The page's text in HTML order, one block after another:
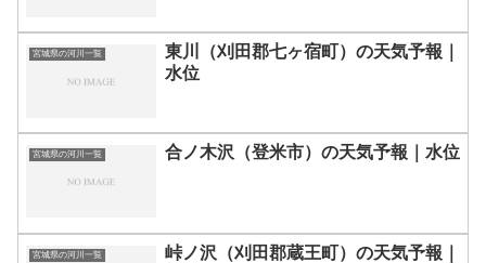
宮城県の河川一覧
東川（刈田郡七ヶ宿町）の天気予報｜
水位
宮城県の河川一覧 合ノ木沢（登米市）の天気予報｜水位
宮城県の河川一覧
峠ノ沢（刈田郡蔵王町）の天気予報｜